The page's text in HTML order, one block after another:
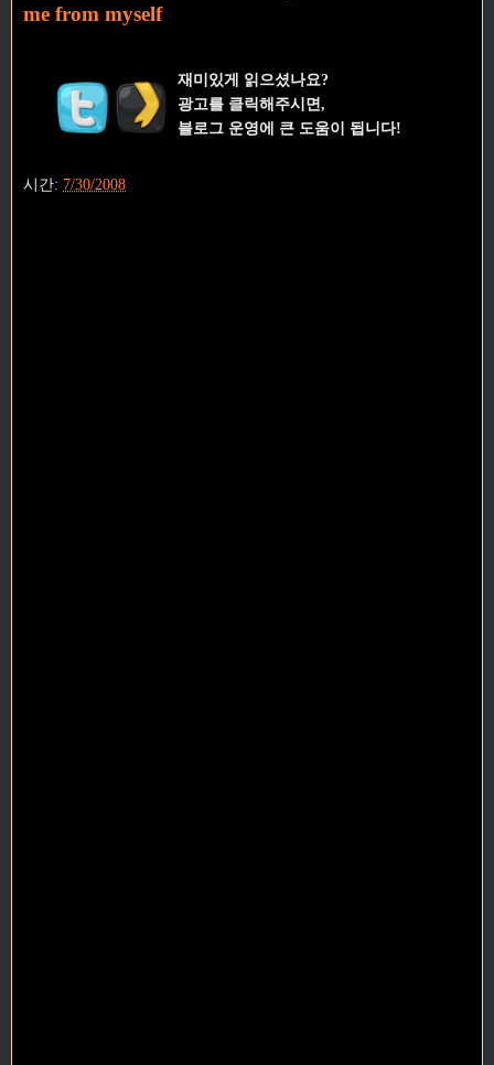
me from myself
재미있게 읽으셨나요?
광고를 클릭해주시면,
블로그 운영에 큰 도움이 됩니다!
시간: 7/30/2008